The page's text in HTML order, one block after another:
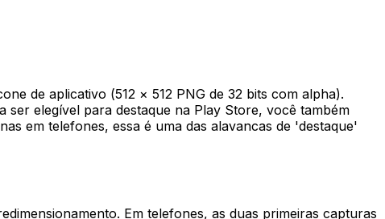
de aplicativo (512 × 512 PNG de 32 bits com alpha).
elegível para destaque na Play Store, você também
em telefones, essa é uma das alavancas de 'destaque'
Em telefones, as duas primeiras capturas